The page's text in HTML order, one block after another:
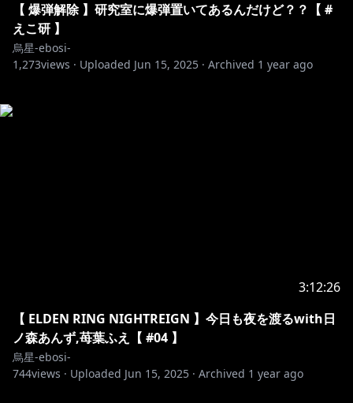
【 爆弾解除 】研究室に爆弾置いてあるんだけど？？【 #
えこ研 】
烏星-ebosi-
1,273views · Uploaded Jun 15, 2025 · Archived 1 year ago
3:12:26
【 ELDEN RING NIGHTREIGN 】今日も夜を渡るwith日
ノ森あんず,苺葉ふえ【 #04 】
烏星-ebosi-
744views · Uploaded Jun 15, 2025 · Archived 1 year ago